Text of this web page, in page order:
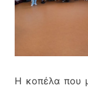
Η κοπέλα που